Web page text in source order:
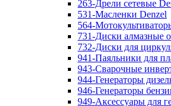
263-Дрели сетевые
531-Масленки Denzel
564-
731-Диски алмазные
732-Диски для
941-Паяльники для
943-Сварочные
944-Генераторы
946-Генераторы
949-Аксессуары для